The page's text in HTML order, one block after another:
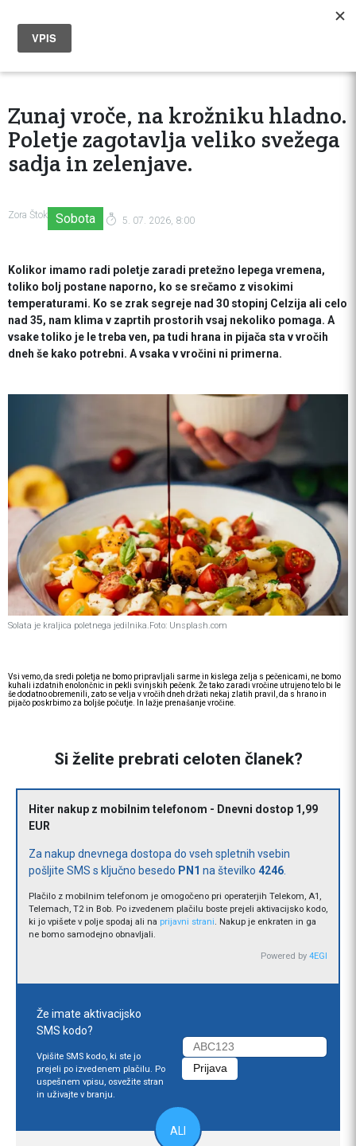
Zunaj vroče, na krožniku hladno.
Poletje zagotavlja veliko svežega
sadja in zelenjave.
Zora Štok Sobota 5. 07. 2026, 8:00
Kolikor imamo radi poletje zaradi pretežno lepega vremena,
toliko bolj postane naporno, ko se srečamo z visokimi
temperaturami. Ko se zrak segreje nad 30 stopinj Celzija ali celo
nad 35, nam klima v zaprtih prostorih vsaj nekoliko pomaga. A
vsake toliko je le treba ven, pa tudi hrana in pijača sta v vročih
dneh še kako potrebni. A vsaka v vročini ni primerna.
Solata je kraljica poletnega jedilnika.Foto: Unsplash.com
Vsi vemo, da sredi poletja ne bomo pripravljali sarme in kislega zelja s pečenicami, ne bomo
kuhali izdatnih enolončnic in pekli svinjskih pečenk. Že tako zaradi vročine utrujeno telo bi le
še dodatno obremenili, zato se velja v vročih dneh držati nekaj zlatih pravil, da s hrano in
pijačo poskrbimo za boljše počutje. In lažje prenašanje vročine.
Si želite prebrati celoten članek?
Hiter nakup z mobilnim telefonom - Dnevni dostop 1,99
EUR
Za nakup dnevnega dostopa do vseh spletnih vsebin
pošljite SMS s ključno besedo PN1 na številko 4246
Plačilo z mobilnim telefonom je omogočeno pri operaterjih Telekom, A1,
Telemach, T2 in Bob. Po izvedenem plačilu boste prejeli aktivacijsko kodo,
ki jo vpišete v polje spodaj ali na prijavni strani. Nakup je enkraten in ga
ne bomo samodejno obnavljali.
Powered by 4EGI
Že imate aktivacijsko
SMS kodo?
Vpišite SMS kodo, ki ste jo
prejeli po izvedenem plačilu. Po
uspešnem vpisu, osvežite stran
in uživajte v branju.
ALI